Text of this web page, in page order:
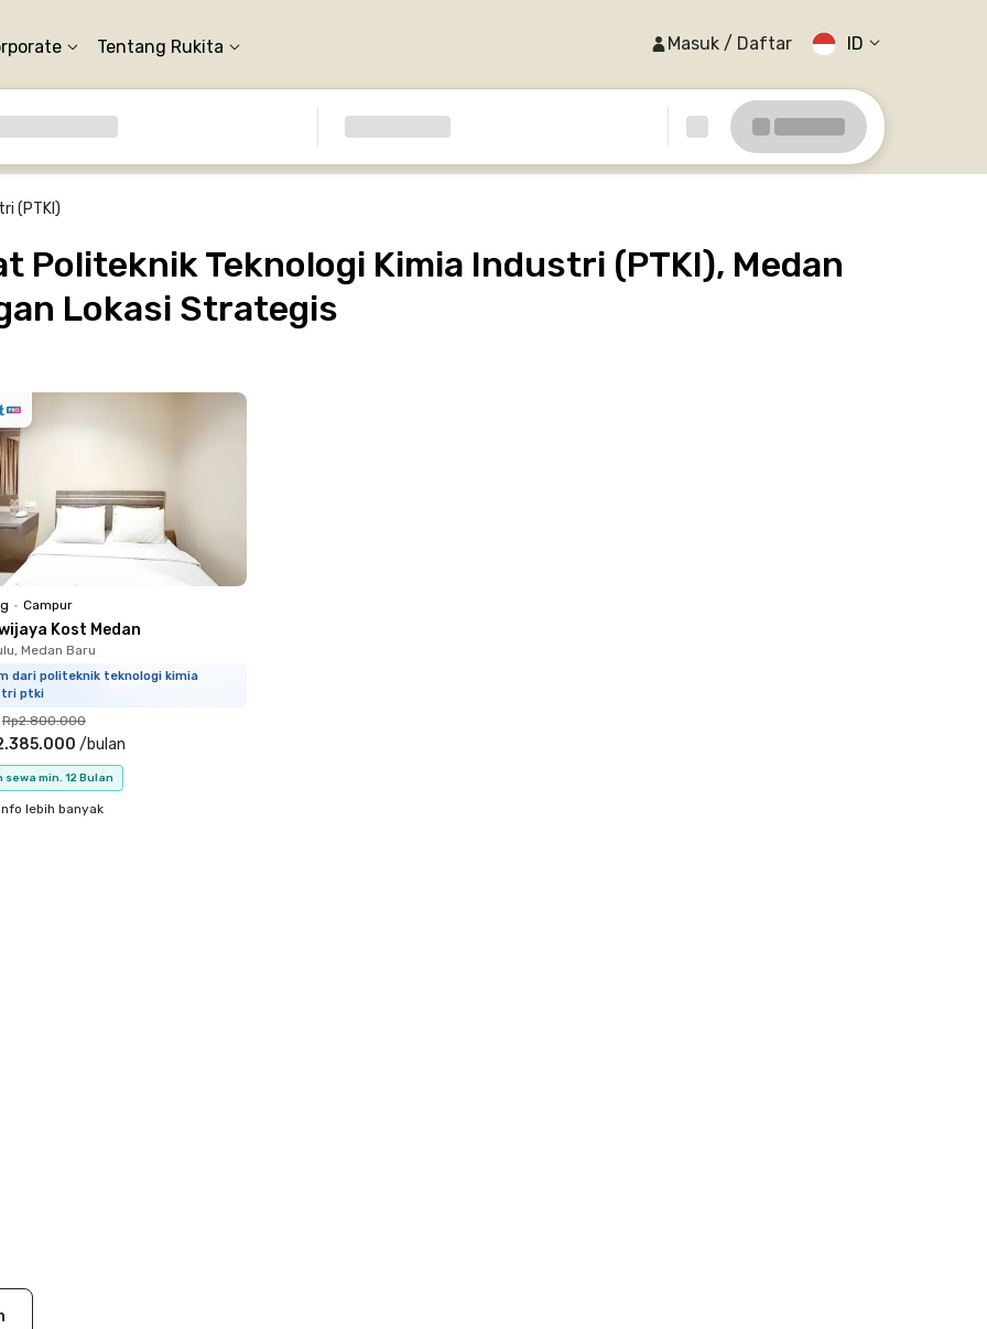
Tentang Rukita Masuk / Daftar ID
(PTKI)
Politeknik Teknologi Kimia Industri (PTKI), Medan
Lokasi Strategis
• Campur
Kost Medan
Medan Baru
dari politeknik teknologi kimia
ptki
Rp2.800.000
/bulan
sewa min. 12 Bulan
lebih banyak